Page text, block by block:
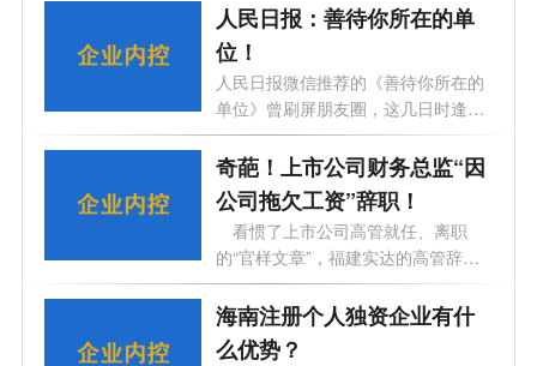
人民日报：善待你所在的单
位！
人民日报微信推荐的《善待你所在的
单位》曾刷屏朋友圈，这几日时逢各
大公...
奇葩！上市公司财务总监“因
公司拖欠工资”辞职！
看惯了上市公司高管就任、离职
的“官样文章”，福建实达的高管辞职
公告...
海南注册个人独资企业有什
么优势？